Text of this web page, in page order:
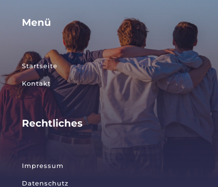
Menü
Startseite
Kontakt
Rechtliches
Impressum
Datenschutz